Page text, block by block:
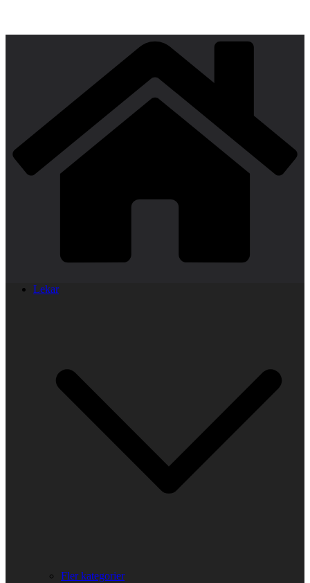
Lekar
Fler kategorier